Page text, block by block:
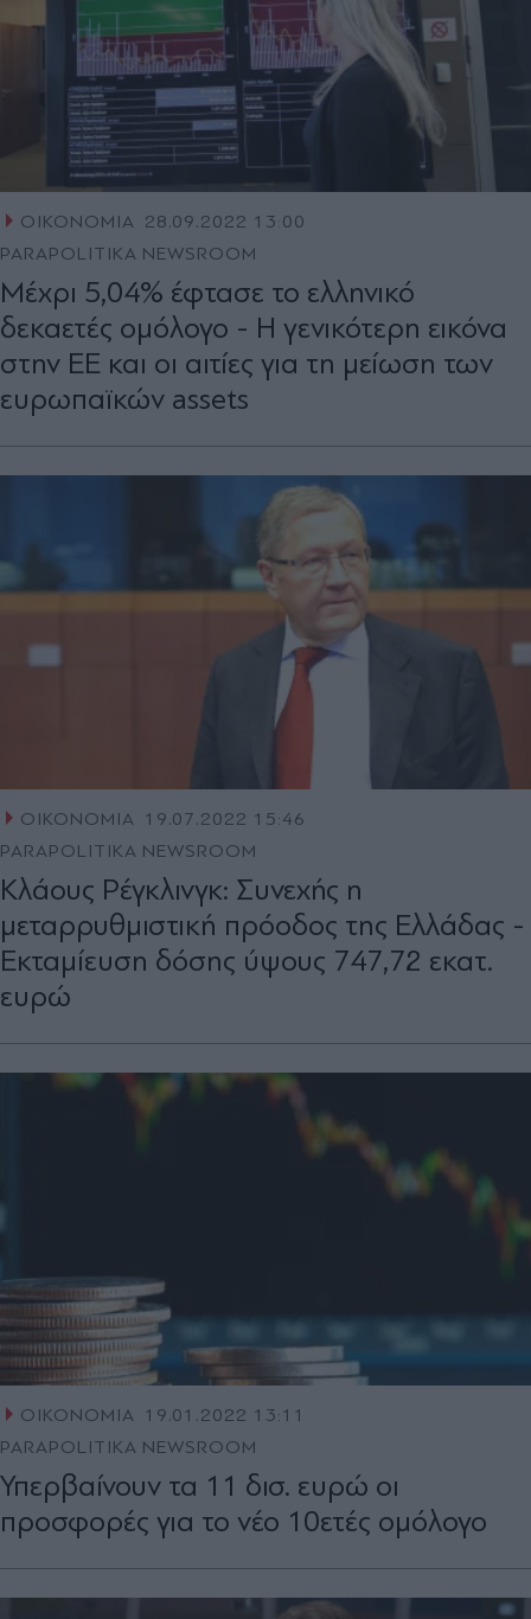
ΟΙΚΟΝΟΜΙΑ 28.09.2022 13:00
PARAPOLITIKA NEWSROOM
Μέχρι 5,04% έφτασε το ελληνικό
δεκαετές ομόλογο - Η γενικότερη εικόνα
στην ΕΕ και οι αιτίες για τη μείωση των
ευρωπαϊκών assets
ΟΙΚΟΝΟΜΙΑ
19.07.2022 15:46
PARAPOLITIKA NEWSROOM
Κλάους Ρέγκλινγκ: Συνεχής η
μεταρρυθμιστική πρόοδος της Ελλάδας -
Εκταμίευση δόσης ύψους 747,72 εκατ.
ευρώ
ΟΙΚΟΝΟΜΙΑ 19.01.2022 13:11
PARAPOLITIKA NEWSROOM
Υπερβαίνουν τα 11 δισ. ευρώ οι
προσφορές για το νέο 10ετές ομόλογο